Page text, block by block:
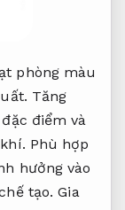
phòng màu
Tăng
điểm và
Phù hợp
hưởng vào
tạo. Gia